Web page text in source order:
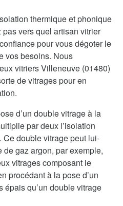
thermique et phonique
vers quel artisan vitrier
pour vous dégoter le
vos besoins. Nous
vitriers Villeneuve (01480)
de vitrages pour en
d’un double vitrage à la
par deux l’isolation
double vitrage peut lui-
de gaz argon, par exemple,
vitrages composant le
procédant à la pose d’un
qu’un double vitrage